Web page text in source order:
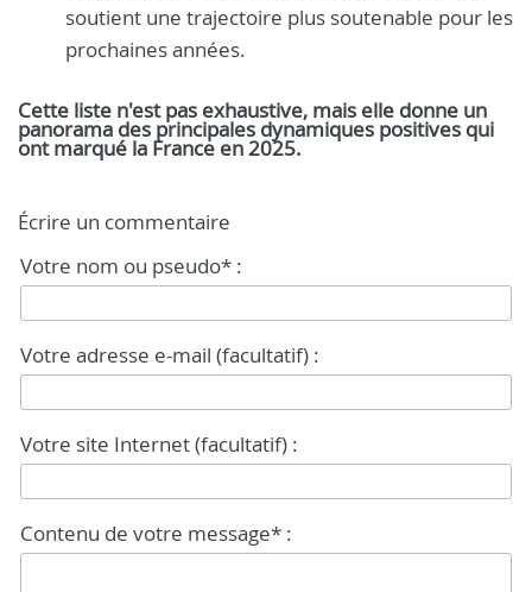
soutient une trajectoire plus soutenable pour les
prochaines années.
​Cette liste n'est pas exhaustive, mais elle donne un
panorama des principales dynamiques positives qui
ont marqué la France en 2025.
Écrire un commentaire
Votre nom ou pseudo* :
Votre adresse e-mail (facultatif) :
Votre site Internet (facultatif) :
Contenu de votre message* :